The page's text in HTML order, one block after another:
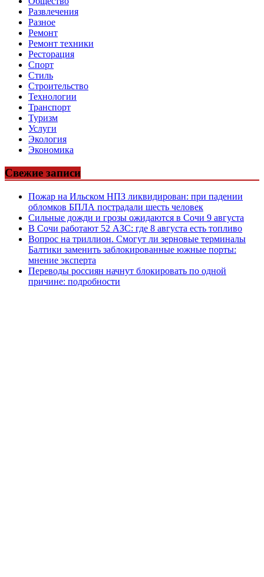
Развлечения
Разное
Ремонт
Ремонт техники
Ресторация
Спорт
Стиль
Строительство
Технологии
Транспорт
Туризм
Услуги
Экология
Экономика
Свежие записи
Пожар на Ильском НПЗ ликвидирован: при падении
обломков БПЛА пострадали шесть человек
Сильные дожди и грозы ожидаются в Сочи 9 августа
В Сочи работают 52 АЗС: где 8 августа есть топливо
Вопрос на триллион. Смогут ли зерновые терминалы
Балтики заменить заблокированные южные порты:
мнение эксперта
Переводы россиян начнут блокировать по одной
причине: подробности